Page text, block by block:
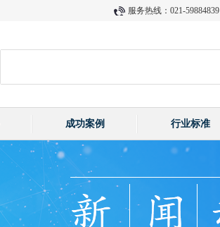
服务热线：021-59884839
成功案例 行业标准